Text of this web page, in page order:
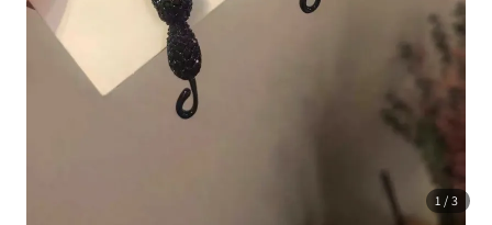
1 /3